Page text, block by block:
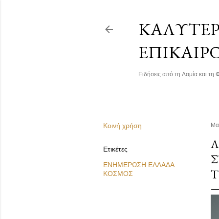
Ειδήσεις από τη Λαμία και τη
Κοινή χρήση
Ετικέτες
ΕΝΗΜΕΡΩΣΗ ΕΛΛΑΔΑ-
ΚΟΣΜΟΣ